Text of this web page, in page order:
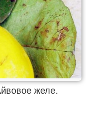
желе.